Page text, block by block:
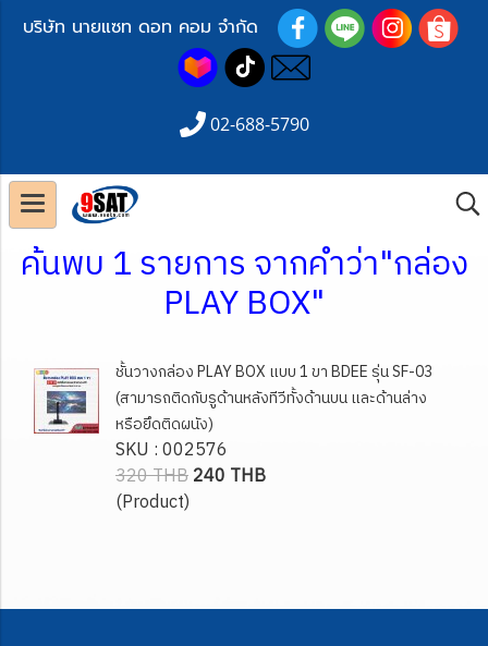
บริษัท นายแซท ดอท คอม จำกัด
02-688-5790
ค้นพบ 1 รายการ จากคำว่า"กล่อง
PLAY BOX"
ชั้นวางกล่อง PLAY BOX แบบ 1 ขา BDEE รุ่น SF-03
(สามารถติดกับรูด้านหลังทีวีทั้งด้านบน และด้านล่าง
หรือยึดติดผนัง)
SKU : 002576
320 THB240 THB
(Product)